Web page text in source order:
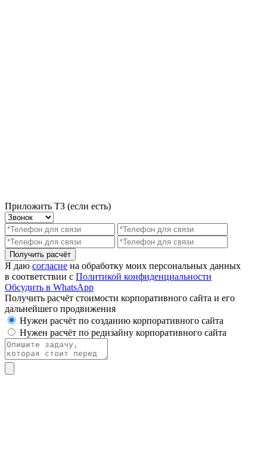
Приложить ТЗ (если есть)
Получить расчёт
Я даю согласие на обработку моих персональных данных
в соответствии с Политикой конфиденциальности
Обсудить в WhatsApp
Получить расчёт стоимости корпоративного сайта и его
дальнейшего продвижения
Нужен расчёт по созданию корпоративного сайта
Нужен расчёт по редизайну корпоративного сайта